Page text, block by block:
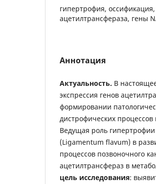
гипертрофия,
ацетилтрансфераза, гены
Аннотация
Актуальность. В
экспрессия генов
формировании
дистрофических
Ведущая роль
(Ligamentum flavum) в
процессов позвоночного
ацетилтрансфераз в
цель исследования: